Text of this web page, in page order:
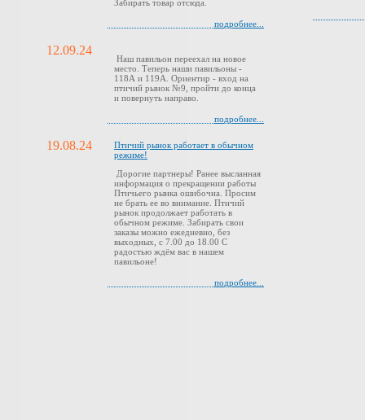
Забирать товар отсюда.
подробнее...
12.09.24
Наш павильон переехал на новое
место. Теперь наши павильоны -
118А и 119А. Ориентир - вход на
птичий рынок №9, пройти до конца
и повернуть направо.
подробнее...
19.08.24
Птичий рынок работает в обычном
режиме!
Дорогие партнеры! Ранее высланная
информация о прекращении работы
Птичьего рынка ошибочна. Просим
не брать ее во внимание. Птичий
рынок продолжает работать в
обычном режиме. Забирать свои
заказы можно ежедневно, без
выходных, с 7.00 до 18.00 С
радостью ждём вас в нашем
павильоне!
подробнее...